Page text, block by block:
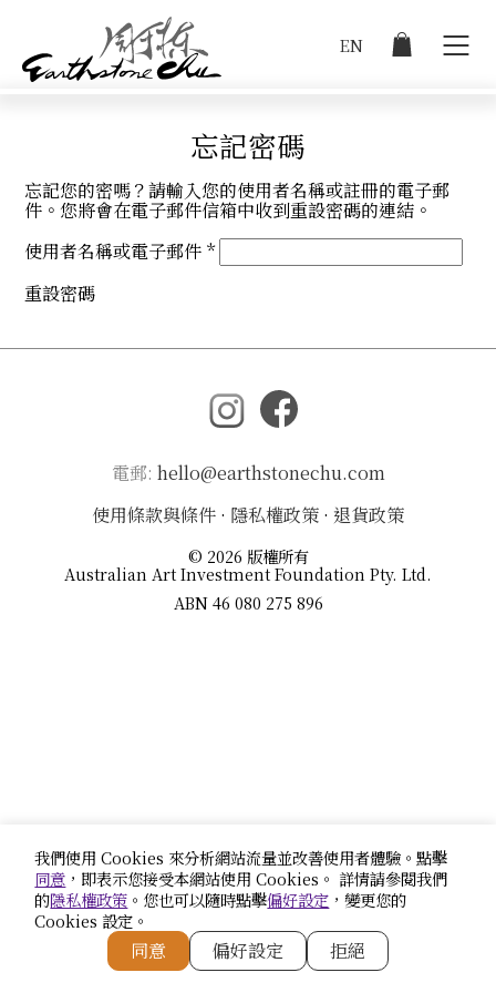
我們使用 Cookies 來分析網站流量並改善使用者體驗。點擊
同意 ，即表示您接受本網站使用 Cookies。 詳情請參閱我們
的隱私權政策 。您也可以隨時點擊偏好設定 ，變更您的
Cookies 設定。
同意 偏好設定 拒絕
EN
登入
作品集
忘記密碼
忘記您的密嗎？請輸入您的使用者名稱或註冊的電子郵
件。您將會在電子郵件信箱中收到重設密碼的連結。
使用者名稱或電子郵件 *必
填
重設密碼
電郵: hello@earthstonechu.com
使用條款與條件 · 隱私權政策 · 退貨政策
© 2026 版權所有
Australian Art Investment Foundation Pty. Ltd.
ABN 46 080 275 896